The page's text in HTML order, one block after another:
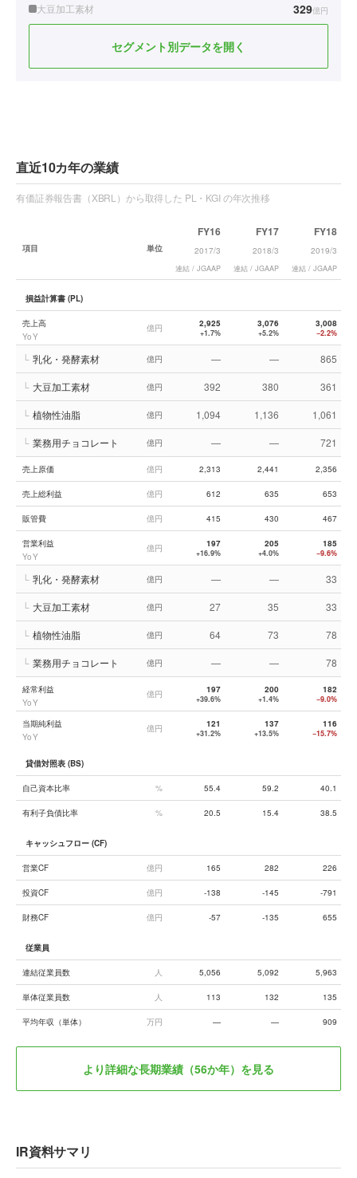
大豆加工素材 329億円
セグメント別データを開く
直近10カ年の業績
有価証券報告書（XBRL）から取得した PL・KGI の年次推移
項目 単位
FY16
2017/3
連結 / JGAAP
FY17
2018/3
連結 / JGAAP
FY18
2019/3
連結 / JGAAP
損益計算書 (PL)
売上高
YoY
億円 2,925
+1.7%
3,076
+5.2%
3,008
−2.2%
└ 乳化・発酵素材 億円 — — 865
└ 大豆加工素材 億円 392 380 361
└ 植物性油脂 億円 1,094 1,136 1,061
└ 業務用チョコレート 億円 — — 721
売上原価 億円 2,313 2,441 2,356
売上総利益 億円 612 635 653
販管費 億円 415 430 467
営業利益
YoY
億円 197
+16.9%
205
+4.0%
185
−9.6%
└ 乳化・発酵素材 億円 — — 33
└ 大豆加工素材 億円 27 35 33
└ 植物性油脂 億円 64 73 78
└ 業務用チョコレート 億円 — — 78
経常利益
YoY
億円 197
+39.6%
200
+1.4%
182
−9.0%
当期純利益
YoY
億円 121
+31.2%
137
+13.5%
116
−15.7%
貸借対照表 (BS)
自己資本比率 % 55.4 59.2 40.1
有利子負債比率 % 20.5 15.4 38.5
キャッシュフロー (CF)
営業CF 億円 165 282 226
投資CF 億円 -138 -145 -791
財務CF 億円 -57 -135 655
従業員
連結従業員数 人 5,056 5,092 5,963
単体従業員数 人 113 132 135
平均年収（単体） 万円 — — 909
より詳細な長期業績（56か年）を見る
IR資料サマリ